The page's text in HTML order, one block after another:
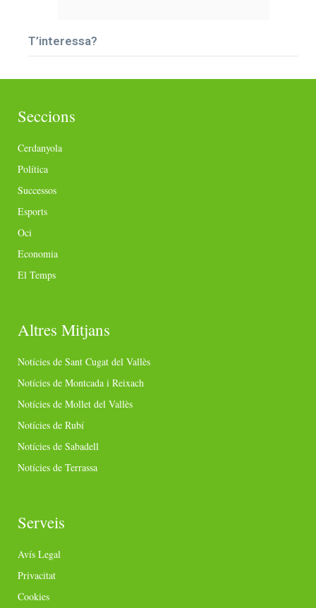
T’interessa?
Seccions
Cerdanyola
Política
Successos
Esports
Oci
Economia
El Temps
Altres Mitjans
Notícies de Sant Cugat del Vallès
Notícies de Montcada i Reixach
Notícies de Mollet del Vallès
Notícies de Rubí
Notícies de Sabadell
Notícies de Terrassa
Serveis
Avís Legal
Privacitat
Cookies